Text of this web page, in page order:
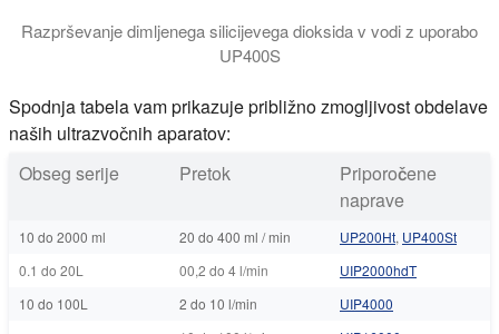
Razprševanje dimljenega silicijevega dioksida v vodi z uporabo
UP400S
Spodnja tabela vam prikazuje približno zmogljivost obdelave
naših ultrazvočnih aparatov:
Obseg serije
Pretok
Priporočene
naprave
10 do 2000 ml 20 do 400 ml / min UP200Ht, UP400St
0.1 do 20L
00,2 do 4 l/min
UIP2000hdT
10 do 100L
2 do 10 l/min
UIP4000